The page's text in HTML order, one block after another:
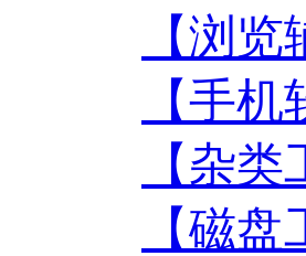
【浏览
【手机
【杂类
【磁盘